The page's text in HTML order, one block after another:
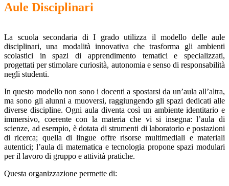
Aule Disciplinari
La scuola secondaria di I grado utilizza il modello delle aule
disciplinari, una modalità innovativa che trasforma gli ambienti
scolastici in spazi di apprendimento tematici e specializzati,
progettati per stimolare curiosità, autonomia e senso di responsabilità
negli studenti.
In questo modello non sono i docenti a spostarsi da un’aula all’altra,
ma sono gli alunni a muoversi, raggiungendo gli spazi dedicati alle
diverse discipline. Ogni aula diventa così un ambiente identitario e
immersivo, coerente con la materia che vi si insegna: l’aula di
scienze, ad esempio, è dotata di strumenti di laboratorio e postazioni
di ricerca; quella di lingue offre risorse multimediali e materiali
autentici; l’aula di matematica e tecnologia propone spazi modulari
per il lavoro di gruppo e attività pratiche.
Questa organizzazione permette di: